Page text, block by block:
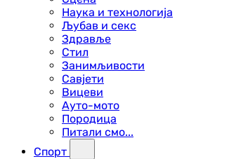
Наука и технологија
Љубав и секс
Здравље
Стил
Занимљивости
Савјети
Вицеви
Ауто-мото
Породица
Питали смо...
Спорт